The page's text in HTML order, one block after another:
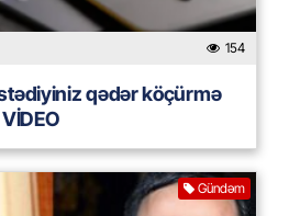
154
qədər köçürmə
Gündəm